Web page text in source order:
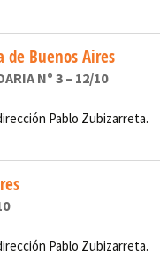
Buenos Aires
Nº 3 – 12/10
Pablo Zubizarreta.
Pablo Zubizarreta.